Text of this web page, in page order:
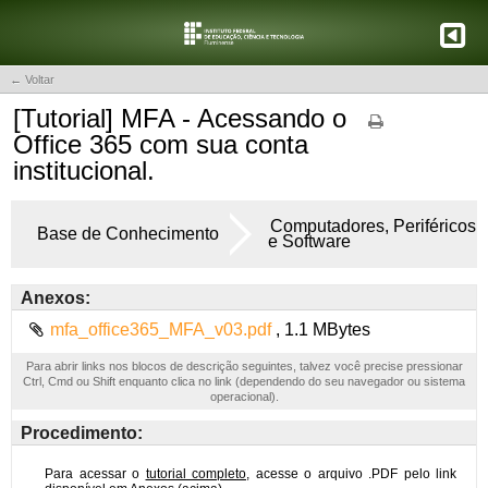
← Voltar
[Tutorial] MFA - Acessando o
Office 365 com sua conta
institucional.
Base de Conhecimento
Computadores, Periféricos
e Software
Anexos:
mfa_office365_MFA_v03.pdf , 1.1 MBytes
Para abrir links nos blocos de descrição seguintes, talvez você precise pressionar
Ctrl, Cmd ou Shift enquanto clica no link (dependendo do seu navegador ou sistema
operacional).
Procedimento: